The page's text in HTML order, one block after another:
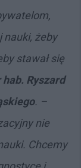
nauki, żeby
stawał się
Ryszard
. –
nie
Chcemy